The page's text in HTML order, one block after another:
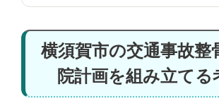
横須賀市の交通事故整
院計画を組み立てる